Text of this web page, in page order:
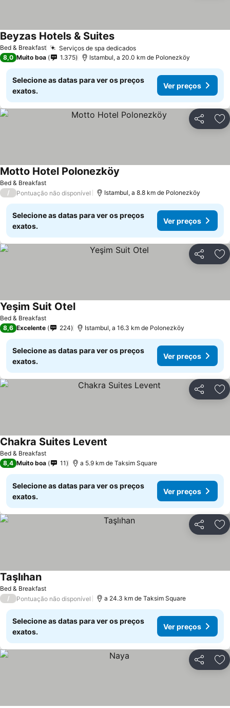
Bed & Breakfast Serviços de spa dedicados
Beyzas Hotels & Suites
8,0 Muito boa 1.375 Istambul, a 20.0 km de Polonezköy
Selecione as datas para ver os preços
exatos.
Ver preços
Partilhar
Bed & Breakfast
Motto Hotel Polonezköy
/ Pontuação não disponível Istambul, a 8.8 km de Polonezköy
Selecione as datas para ver os preços
exatos.
Ver preços
Partilhar
Bed & Breakfast
Yeşim Suit Otel
8,6 Excelente 224 Istambul, a 16.3 km de Polonezköy
Selecione as datas para ver os preços
exatos.
Ver preços
Partilhar
Bed & Breakfast
Chakra Suites Levent
8,4 Muito boa 11 a 5.9 km de Taksim Square
Selecione as datas para ver os preços
exatos.
Ver preços
Partilhar
Bed & Breakfast
Taşlıhan
/ Pontuação não disponível a 24.3 km de Taksim Square
Selecione as datas para ver os preços
exatos.
Ver preços
Partilhar